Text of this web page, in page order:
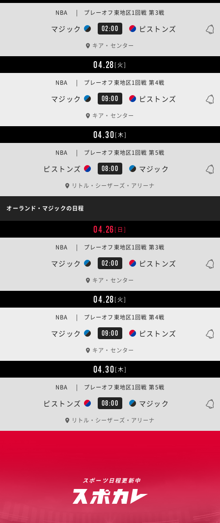
マジック 02:00 ピストンズ
NBA | プレーオフ東地区1回戦 第3戦
キア・センター
04.28[火]
マジック 09:00 ピストンズ
NBA | プレーオフ東地区1回戦 第4戦
キア・センター
04.30[木]
ピストンズ 08:00 マジック
NBA | プレーオフ東地区1回戦 第5戦
リトル・シーザーズ・アリーナ
オーランド・マジックの日程
04.26[日]
マジック 02:00 ピストンズ
NBA | プレーオフ東地区1回戦 第3戦
キア・センター
04.28[火]
マジック 09:00 ピストンズ
NBA | プレーオフ東地区1回戦 第4戦
キア・センター
04.30[木]
ピストンズ 08:00 マジック
NBA | プレーオフ東地区1回戦 第5戦
リトル・シーザーズ・アリーナ
スポーツ日程更新中